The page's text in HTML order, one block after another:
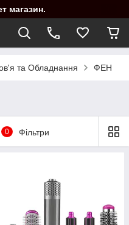
магазин.
та Обладнання ФЕН
0 Фільтри